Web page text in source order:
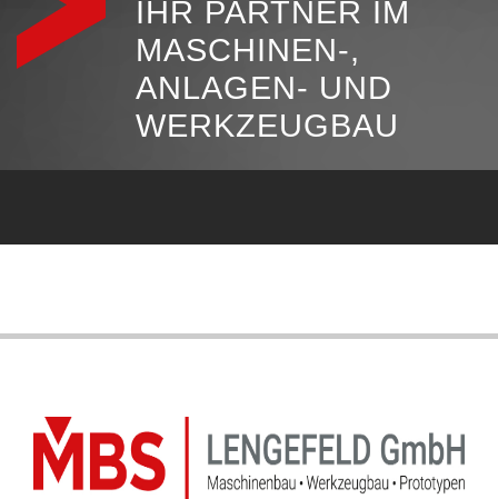
IHR PARTNER IM
MASCHINEN-,
ANLAGEN- UND
WERKZEUGBAU